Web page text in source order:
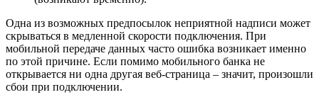
Одна из возможных предпосылок неприятной надписи может
скрываться в медленной скорости подключения. При
мобильной передаче данных часто ошибка возникает именно
по этой причине. Если помимо мобильного банка не
открывается ни одна другая веб-страница – значит, произошли
сбои при подключении.